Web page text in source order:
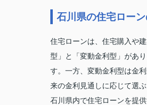
石川県の住宅ロー
住宅ローンは、住宅購入や
型」と「変動金利型」があ
す。一方、変動金利型は金
来の金利見通しに応じて選ぶ
石川県内で住宅ローンを提